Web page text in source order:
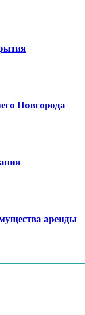
Новгорода
аренды